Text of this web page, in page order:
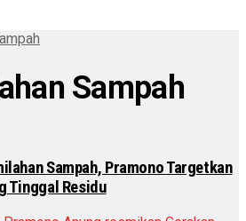
Sampah
Sampah, Pramono Targetkan
Tinggal Residu